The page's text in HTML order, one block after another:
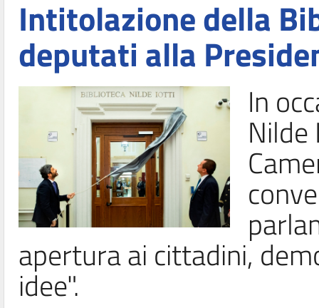
Intitolazione della
deputati alla
In
apertura ai cittadini,
idee".